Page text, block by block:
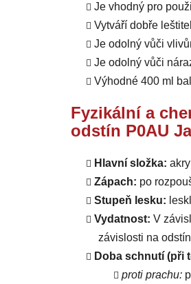
Je vhodný pro
Vytváří dobře
Je odolný vůči
Je odolný vůči
Výhodné 400 ml
Fyzikální a
odstín P0AU
Hlavní složka:
Zápach: po
Stupeň lesku:
Vydatnost: V
závislosti na
Doba schnutí (při
proti prachu: